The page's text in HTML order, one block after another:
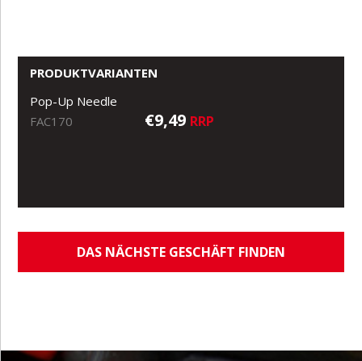
PRODUKTVARIANTEN
Pop-Up Needle
FAC170
€9,49 RRP
DAS NÄCHSTE GESCHÄFT FINDEN